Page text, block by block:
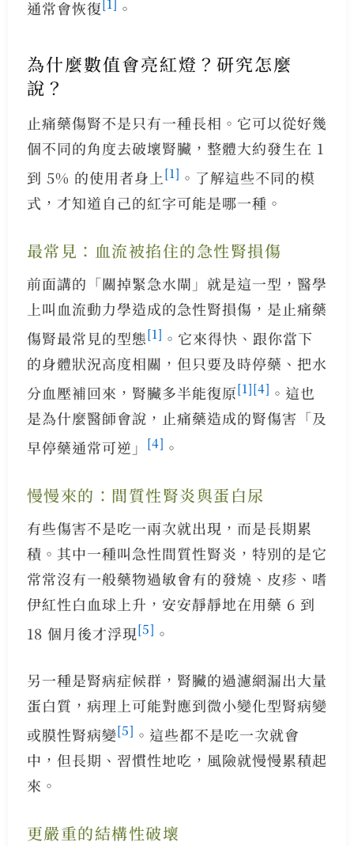
通常會恢復 。
為什麼數值會亮紅燈？研究怎麼
說？
止痛藥傷腎不是只有一種長相。它可以從好幾
個不同的角度去破壞腎臟，整體大約發生在 1
到 5% 的使用者身上[1] 。了解這些不同的模
式，才知道自己的紅字可能是哪一種。
最常見：血流被掐住的急性腎損傷
前面講的「關掉緊急水閘」就是這一型，醫學
上叫血流動力學造成的急性腎損傷，是止痛藥
傷腎最常見的型態[1] 。它來得快、跟你當下
的身體狀況高度相關，但只要及時停藥、把水
分血壓補回來，腎臟多半能復原[1][4] 。這也
是為什麼醫師會說，止痛藥造成的腎傷害「及
早停藥通常可逆」 [4] 。
慢慢來的：間質性腎炎與蛋白尿
有些傷害不是吃一兩次就出現，而是長期累
積。其中一種叫急性間質性腎炎，特別的是它
常常沒有一般藥物過敏會有的發燒、皮疹、嗜
伊紅性白血球上升，安安靜靜地在用藥 6 到
18 個月後才浮現[5] 。
另一種是腎病症候群，腎臟的過濾網漏出大量
蛋白質，病理上可能對應到微小變化型腎病變
或膜性腎病變[5] 。這些都不是吃一次就會
中，但長期、習慣性地吃，風險就慢慢累積起
來。
更嚴重的結構性破壞